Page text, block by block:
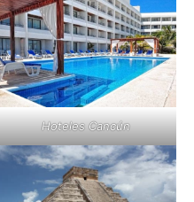
Hoteles Cancún